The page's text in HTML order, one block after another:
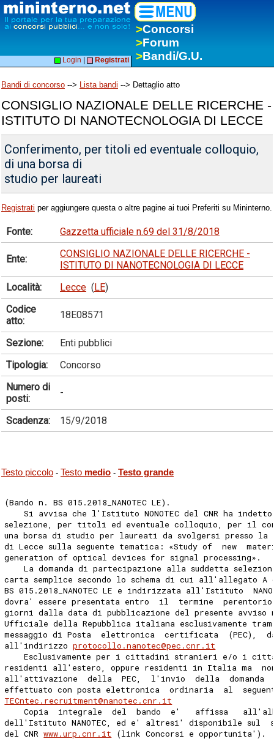
>Concorsi
>Forum
>Bandi/G.U.
Login Registrati
Bandi di concorso --> Lista bandi --> Dettaglio atto
CONSIGLIO NAZIONALE DELLE RICERCHE -
ISTITUTO DI NANOTECNOLOGIA DI LECCE
Conferimento, per titoli ed eventuale colloquio,
di una borsa di
studio per laureati
Registrati per aggiungere questa o altre pagine ai tuoi Preferiti su Mininterno.
Fonte: Gazzetta ufficiale n.69 del 31/8/2018
Ente:
CONSIGLIO NAZIONALE DELLE RICERCHE -
ISTITUTO DI NANOTECNOLOGIA DI LECCE
Località:
Lecce (LE)
Codice
atto:
18E08571
Sezione:
Enti pubblici
Tipologia:
Concorso
Numero di
posti:
-
Scadenza: 15/9/2018
Testo piccolo - Testo medio - Testo grande
(Bando n. BS 015.2018_NANOTEC LE).
Si avvisa che l'Istituto NONOTEC del CNR ha
selezione, per titoli ed eventuale colloquio, per il
una borsa di studio per laureati da svolgersi presso la
di Lecce sulla seguente tematica: «Study of  new
generation of optical devices for signal processing».
La domanda di partecipazione alla suddetta
carta semplice secondo lo schema di cui all'allegato A
BS 015.2018_NANOTEC LE e indirizzata all'Istituto
dovra' essere presentata entro  il  termine
giorni dalla data di pubblicazione del presente avviso
Ufficiale della Repubblica italiana esclusivamente
messaggio di Posta  elettronica  certificata  (PEC),
all'indirizzo protocollo.nanotec@pec.cnr.it
Esclusivamente per i cittadini stranieri e/o i
residenti all'estero, oppure residenti in Italia ma
all'attivazione  della  PEC,  l'invio  della  domanda
effettuato con posta elettronica  ordinaria  al
TECntec.recruitment@nanotec.cnr.it
Copia  integrale  del  bando  e'   affissa
dell'Istituto NANOTEC, ed e' altresi' disponibile sul
del CNR www.urp.cnr.it (link Concorsi e opportunita').